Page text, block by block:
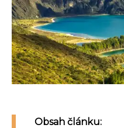
Obsah článku: